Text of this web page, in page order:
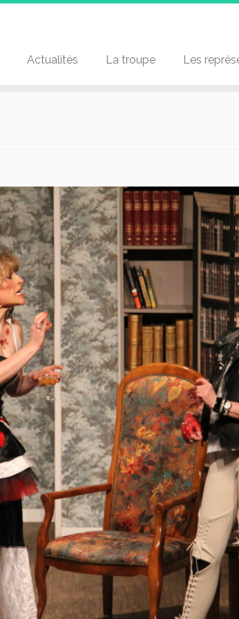
Actualités La troupe Les